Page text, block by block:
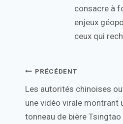
consacre à
enjeux
ceux qui
Navigation
de
l’article
PRÉCÉDENT
Les autorités chinoises
une vidéo virale montrant
tonneau de bière Tsingtao